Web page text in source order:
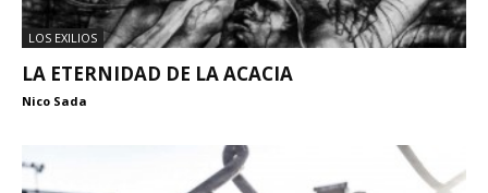
LOS EXILIOS
LA ETERNIDAD DE LA ACACIA
Nico Sada